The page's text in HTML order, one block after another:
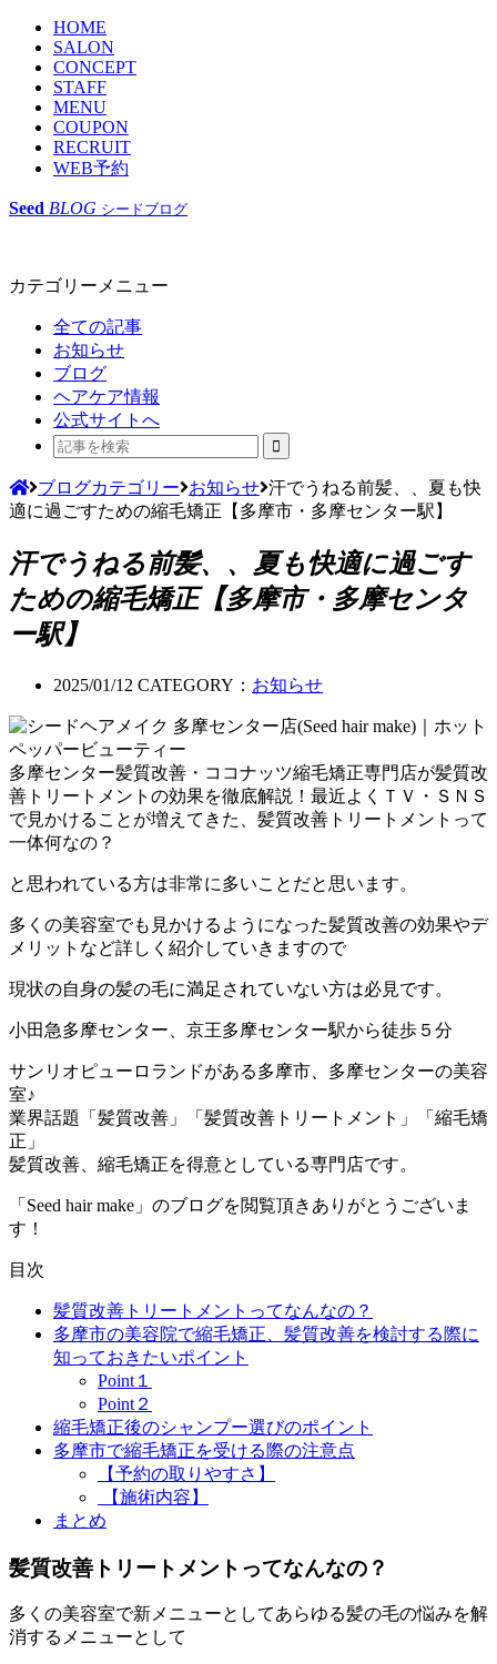
HOME
SALON
CONCEPT
STAFF
MENU
COUPON
RECRUIT
WEB予約
Seed BLOG シードブログ
カテゴリーメニュー
全ての記事
お知らせ
ブログ
ヘアケア情報
公式サイトへ
ブログカテゴリー お知らせ 汗でうねる前髪、、夏も快
適に過ごすための縮毛矯正【多摩市・多摩センター駅】
汗でうねる前髪、、夏も快適に過ごす
ための縮毛矯正【多摩市・多摩センタ
ー駅】
2025/01/12 CATEGORY： お知らせ
多摩センター髪質改善・ココナッツ縮毛矯正専門店が髪質改
善トリートメントの効果を徹底解説！最近よくＴＶ・ＳＮＳ
で見かけることが増えてきた、髪質改善トリートメントって
一体何なの？
と思われている方は非常に多いことだと思います。
多くの美容室でも見かけるようになった髪質改善の効果やデ
メリットなど詳しく紹介していきますので
現状の自身の髪の毛に満足されていない方は必見です。
小田急多摩センター、京王多摩センター駅から徒歩５分
サンリオピューロランドがある多摩市、多摩センターの美容
室♪
業界話題「髪質改善」「髪質改善トリートメント」「縮毛矯
正」
髪質改善、縮毛矯正を得意としている専門店です。
「Seed hair make」のブログを閲覧頂きありがとうございま
す！
目次
髪質改善トリートメントってなんなの？
多摩市の美容院で縮毛矯正、髪質改善を検討する際に
知っておきたいポイント
Point１
Point２
縮毛矯正後のシャンプー選びのポイント
多摩市で縮毛矯正を受ける際の注意点
【予約の取りやすさ】
【施術内容】
まとめ
髪質改善トリートメントってなんなの？
多くの美容室で新メニューとしてあらゆる髪の毛の悩みを解
消するメニューとして